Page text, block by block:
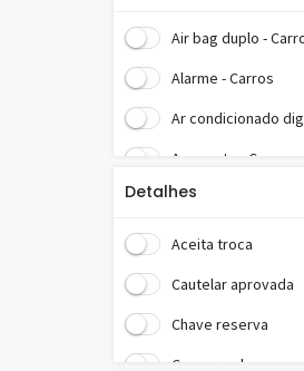
Air bag duplo -
Alarme - Carros
Ar condicionado
Ar quente - Carros
Banco com
Banco motorista c/
Câmera de ré -
CD player - Carros
Computador de
Detalhes
Aceita troca
Cautelar aprovada
Chave reserva
Conservado